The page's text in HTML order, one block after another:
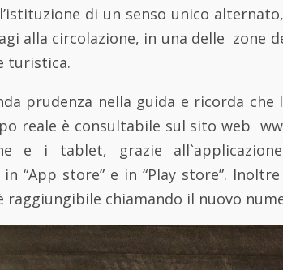
di un senso unico
alla circolazione, in una delle zone
turistica.
prudenza nella guida e ricorda che
reale è consultabile sul sito web
e i tablet, grazie
“App store” e in “Play store”.
raggiungibile chiamando il nuovo